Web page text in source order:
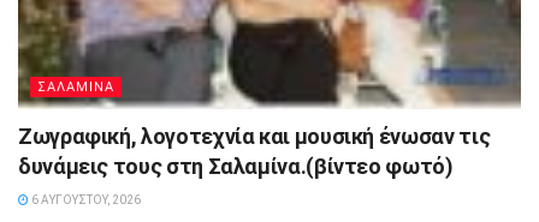
ΣΑΛΑΜΙΝΑ
Ζωγραφική, λογοτεχνία και μουσική ένωσαν τις
δυνάμεις τους στη Σαλαμίνα.(βίντεο φωτό)
6 ΑΥΓΟΎΣΤΟΥ, 2026